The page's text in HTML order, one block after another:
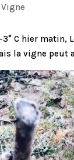
Vigne
3° C hier matin,
la vigne peut